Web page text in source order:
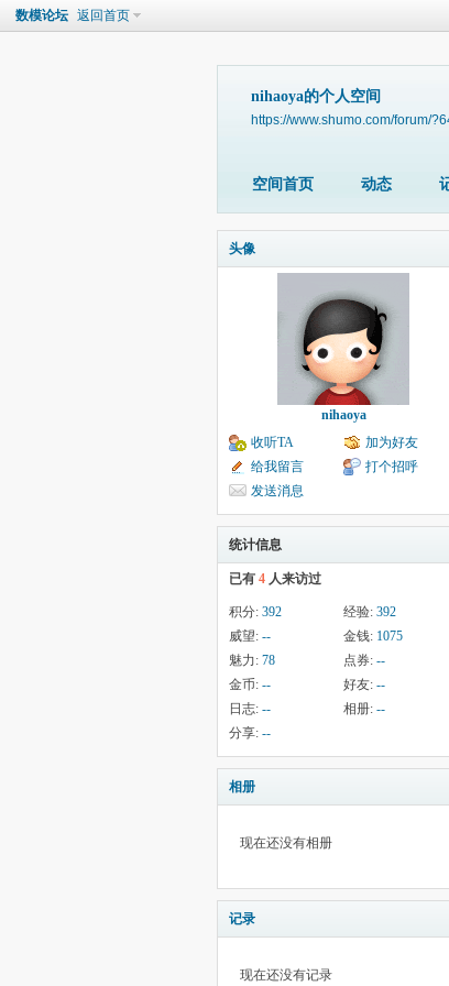
数模论坛 返回首页
nihaoya的个人空间
https://www.shumo.com/forum/
空间首页 动态
头像
nihaoya
收听TA
加为好友
给我留言
打个招呼
发送消息
统计信息
已有 4 人来访过
积分: 392 经验: 392
威望: -- 金钱: 1075
魅力: 78 点券: --
金币: -- 好友: --
日志: -- 相册: --
分享: --
相册
现在还没有相册
记录
现在还没有记录